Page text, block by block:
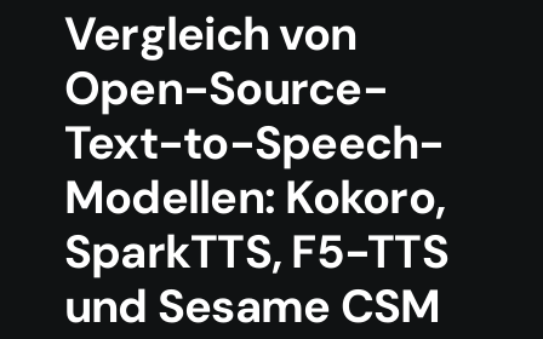
Vergleich von
Open-Source-
Text-to-Speech-
Modellen: Kokoro,
SparkTTS, F5-TTS
und Sesame CSM